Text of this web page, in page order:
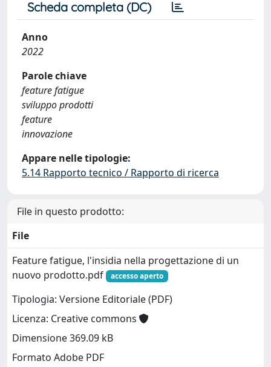
Scheda completa (DC)
Anno
2022
Parole chiave
feature fatigue
sviluppo prodotti
feature
innovazione
Appare nelle tipologie:
5.14 Rapporto tecnico / Rapporto di ricerca
File in questo prodotto:
File
Feature fatigue, l'insidia nella progettazione di un
nuovo prodotto.pdf
accesso aperto
Tipologia: Versione Editoriale (PDF)
Licenza: Creative commons
Dimensione 369.09 kB
Formato Adobe PDF